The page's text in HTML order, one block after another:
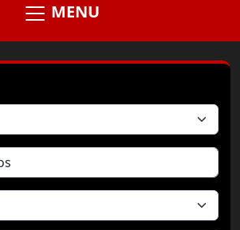
MENU